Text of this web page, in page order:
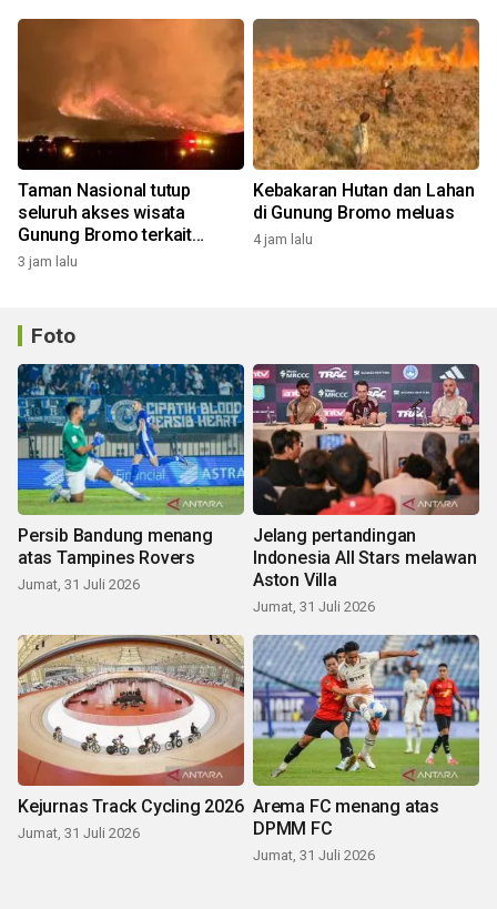
Taman Nasional tutup
seluruh akses wisata
Gunung Bromo terkait
kebakaran hutan dan lahan
3 jam lalu
Kebakaran Hutan dan Lahan
di Gunung Bromo meluas
4 jam lalu
Foto
Persib Bandung menang
atas Tampines Rovers
Jumat, 31 Juli 2026
Jelang pertandingan
Indonesia All Stars melawan
Aston Villa
Jumat, 31 Juli 2026
Kejurnas Track Cycling 2026
Jumat, 31 Juli 2026
Arema FC menang atas
DPMM FC
Jumat, 31 Juli 2026